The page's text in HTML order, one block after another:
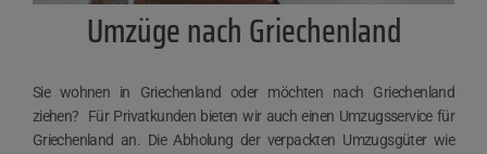
Umzüge nach Griechenland
Sie wohnen in Griechenland oder möchten nach Griechenland
ziehen? Für Privatkunden bieten wir auch einen Umzugsservice für
Griechenland an. Die Abholung der verpackten Umzugsgüter wie